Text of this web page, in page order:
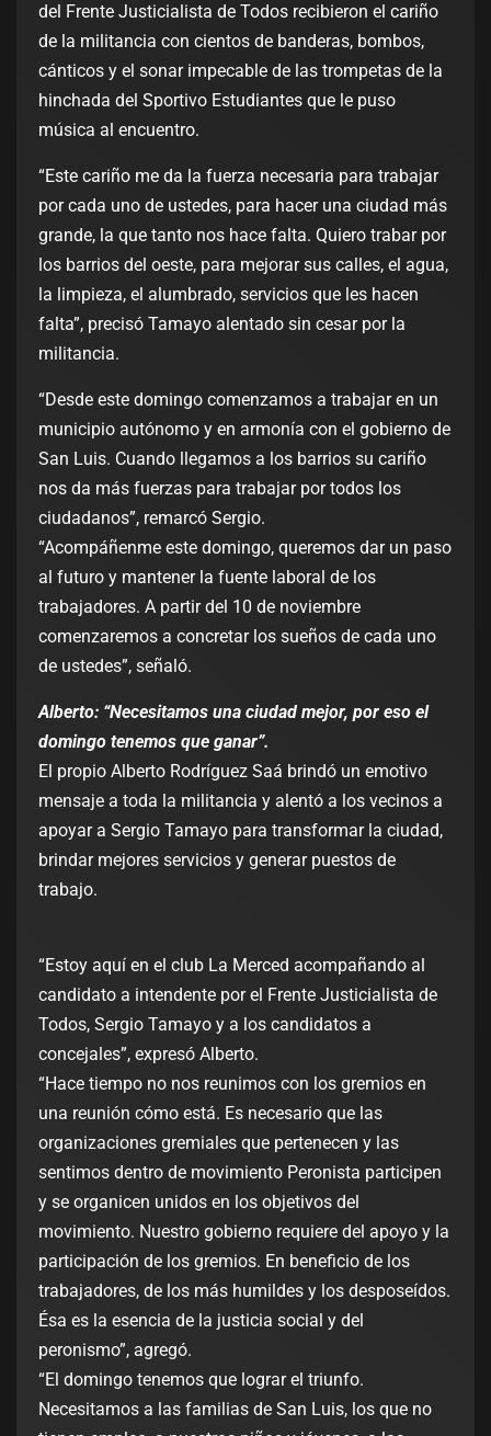
del Frente Justicialista de Todos recibieron el cariño
de la militancia con cientos de banderas, bombos,
cánticos y el sonar impecable de las trompetas de la
hinchada del Sportivo Estudiantes que le puso
música al encuentro.
“Este cariño me da la fuerza necesaria para trabajar
por cada uno de ustedes, para hacer una ciudad más
grande, la que tanto nos hace falta. Quiero trabar por
los barrios del oeste, para mejorar sus calles, el agua,
la limpieza, el alumbrado, servicios que les hacen
falta”, precisó Tamayo alentado sin cesar por la
militancia.
“Desde este domingo comenzamos a trabajar en un
municipio autónomo y en armonía con el gobierno de
San Luis. Cuando llegamos a los barrios su cariño
nos da más fuerzas para trabajar por todos los
ciudadanos”, remarcó Sergio.
“Acompáñenme este domingo, queremos dar un paso
al futuro y mantener la fuente laboral de los
trabajadores. A partir del 10 de noviembre
comenzaremos a concretar los sueños de cada uno
de ustedes”, señaló.
Alberto: “Necesitamos una ciudad mejor, por eso el
domingo tenemos que ganar”.
El propio Alberto Rodríguez Saá brindó un emotivo
mensaje a toda la militancia y alentó a los vecinos a
apoyar a Sergio Tamayo para transformar la ciudad,
brindar mejores servicios y generar puestos de
trabajo.
“Estoy aquí en el club La Merced acompañando al
candidato a intendente por el Frente Justicialista de
Todos, Sergio Tamayo y a los candidatos a
concejales”, expresó Alberto.
“Hace tiempo no nos reunimos con los gremios en
una reunión cómo está. Es necesario que las
organizaciones gremiales que pertenecen y las
sentimos dentro de movimiento Peronista participen
y se organicen unidos en los objetivos del
movimiento. Nuestro gobierno requiere del apoyo y la
participación de los gremios. En beneficio de los
trabajadores, de los más humildes y los desposeídos.
Ésa es la esencia de la justicia social y del
peronismo”, agregó.
“El domingo tenemos que lograr el triunfo.
Necesitamos a las familias de San Luis, los que no